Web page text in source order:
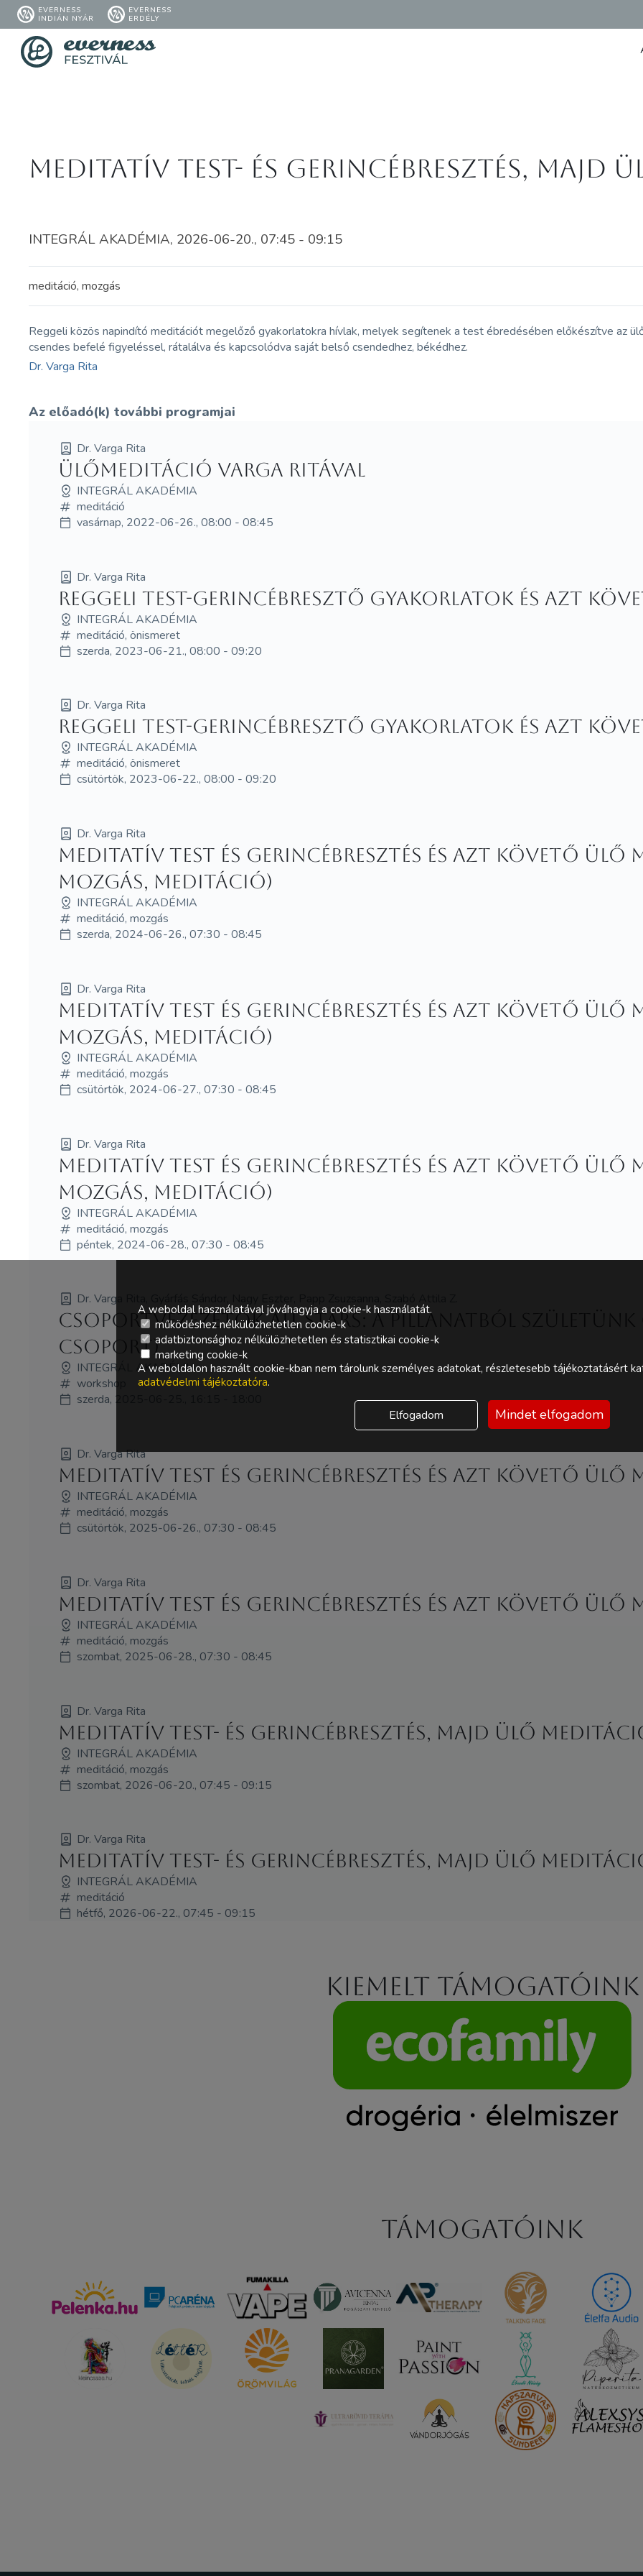
EVERNESS
INDIÁN NYÁR
EVERNESS
ERDÉLY
Meditatív test- és gerincébresztés, majd
INTEGRÁL AKADÉMIA, 2026-06-20., 07:45 - 09:15
meditáció, mozgás
Reggeli közös napindító meditációt megelőző gyakorlatokra hívlak, melyek segítenek a test ébredésében előkészítve az
csendes befelé figyeléssel, rátalálva és kapcsolódva saját belső csendedhez, békédhez.
Dr. Varga Rita
Az előadó(k) további programjai
Dr. Varga Rita
Ülőmeditáció Varga Ritával
INTEGRÁL AKADÉMIA
meditáció
vasárnap, 2022-06-26., 08:00 - 08:45
Dr. Varga Rita
Reggeli test-gerincébresztő gyakorlatok és azt
INTEGRÁL AKADÉMIA
meditáció, önismeret
szerda, 2023-06-21., 08:00 - 09:20
Dr. Varga Rita
Reggeli test-gerincébresztő gyakorlatok és azt
INTEGRÁL AKADÉMIA
meditáció, önismeret
csütörtök, 2023-06-22., 08:00 - 09:20
Dr. Varga Rita
Meditatív test és gerincébresztés és azt követő ülő
mozgás, meditáció)
INTEGRÁL AKADÉMIA
meditáció, mozgás
szerda, 2024-06-26., 07:30 - 08:45
Dr. Varga Rita
Meditatív test és gerincébresztés és azt követő ülő
mozgás, meditáció)
INTEGRÁL AKADÉMIA
meditáció, mozgás
csütörtök, 2024-06-27., 07:30 - 08:45
Dr. Varga Rita
Meditatív test és gerincébresztés és azt követő ülő
mozgás, meditáció)
INTEGRÁL AKADÉMIA
meditáció, mozgás
péntek, 2024-06-28., 07:30 - 08:45
Dr. Varga Rita, Gyárfás Sándor, Nagy Eszter, Papp Zsuzsanna, Szabó Attila Z.
Csoportvezezetők All stars: A pillanatból
csoport)
INTEGRÁL AKADÉMIA
workshop
szerda, 2025-06-25., 16:15 - 18:00
Dr. Varga Rita
Meditatív test és gerincébresztés és azt követő ülő
INTEGRÁL AKADÉMIA
meditáció, mozgás
csütörtök, 2025-06-26., 07:30 - 08:45
Dr. Varga Rita
Meditatív test és gerincébresztés és azt követő ülő
INTEGRÁL AKADÉMIA
meditáció, mozgás
szombat, 2025-06-28., 07:30 - 08:45
Dr. Varga Rita
Meditatív test- és gerincébresztés, majd ülő
INTEGRÁL AKADÉMIA
meditáció, mozgás
szombat, 2026-06-20., 07:45 - 09:15
Dr. Varga Rita
Meditatív test- és gerincébresztés, majd ülő
INTEGRÁL AKADÉMIA
meditáció
hétfő, 2026-06-22., 07:45 - 09:15
Kiemelt támogatóink
Támogatóink
A weboldal használatával jóváhagyja a cookie-k használatát.
működéshez nélkülözhetetlen cookie-k
adatbiztonsághoz nélkülözhetetlen és statisztikai cookie-k
marketing cookie-k
A weboldalon használt cookie-kban nem tárolunk személyes adatokat, részletesebb tájékoztatásért
adatvédelmi tájékoztatóra.
Elfogadom Mindet elfogadom